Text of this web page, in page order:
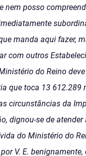
nem posso
manda aqui fazer,
com outros
do Reino
que toca 13 612.289
circunstâncias da
dignou-se de
do Ministério do
V. E.